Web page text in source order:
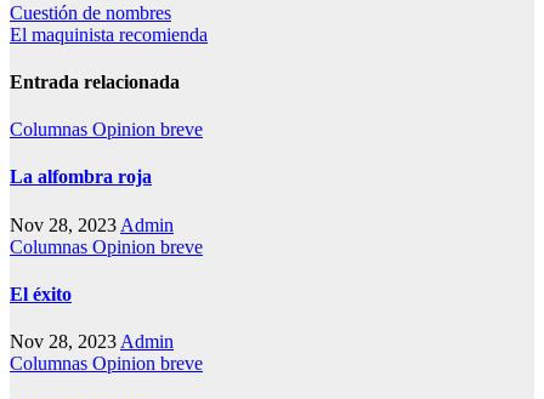
Cuestión de nombres
El maquinista recomienda
Entrada relacionada
Columnas Opinion breve
La alfombra roja
Nov 28, 2023 Admin
Columnas Opinion breve
El éxito
Nov 28, 2023 Admin
Columnas Opinion breve